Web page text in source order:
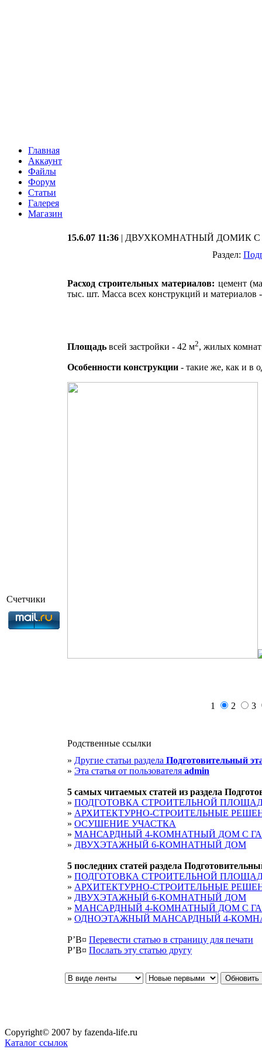
Главная
Аккаунт
Файлы
Форум
Статьи
Галерея
Магазин
Счетчики
15.6.07 11:36 | ДВУХКОМНАТНЫЙ ДОМИК
Раздел:
Расход строительных материалов: цемент
тыс. шт. Масса всех конструкций и материалов
Площадь всей застройки - 42 м2, жилых
Особенности конструкции - такие же, как и в
1 2 3
Родственные ссылки
» Другие статьи раздела Подготовительный
» Эта статья от пользователя admin
5 cамых читаемых статей из раздела
» ПОДГОТОВКА СТРОИТЕЛЬНОЙ
» АРХИТЕКТУРНО-СТРОИТЕЛЬНЫЕ
» ОСУШЕНИЕ УЧАСТКА
» МАНСАРДНЫЙ 4-КОМНАТНЫЙ ДОМ С
» ДВУХЭТАЖНЫЙ 6-КОМНАТНЫЙ ДОМ
5 последних статей раздела
» ПОДГОТОВКА СТРОИТЕЛЬНОЙ
» АРХИТЕКТУРНО-СТРОИТЕЛЬНЫЕ
» ДВУХЭТАЖНЫЙ 6-КОМНАТНЫЙ ДОМ
» МАНСАРДНЫЙ 4-КОМНАТНЫЙ ДОМ С
» ОДНОЭТАЖНЫЙ МАНСАРДНЫЙ 4-
Р’В¤ Перевести статью в страницу для печати
Р’В¤ Послать эту cтатью другу
Copyright© 2007 by fazenda-life.ru
Каталог ссылок